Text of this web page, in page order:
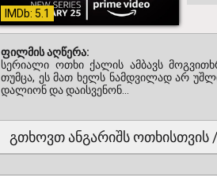
IMDb: 5.1
ფილმის აღწერა:
სერიალი ოთხი ქალის ამბავს
თუმცა, ეს მათ ხელს ნამდვილად არ
დალიონ და დაისვენონ...
გთხოვთ ანგარიშს ოთხისთვის